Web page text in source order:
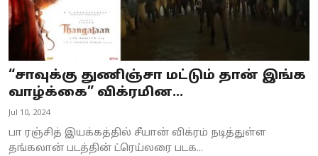
“சாவுக்கு துணிஞ்சா மட்டும் தான் இங்க
வாழ்க்கை” விக்ரமின...
Jul 10, 2024
பா ரஞ்சித் இயக்கத்தில் சீயான் விக்ரம் நடித்துள்ள
தங்கலான் படத்தின் ட்ரெய்லரை படக...